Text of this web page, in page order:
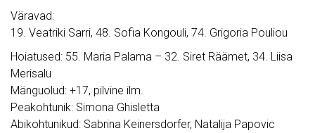
Väravad:
19. Veatriki Sarri, 48. Sofia Kongouli, 74. Grigoria Pouliou
Hoiatused: 55. Maria Palama – 32. Siret Räämet, 34. Liisa
Merisalu
Mänguolud: +17, pilvine ilm.
Peakohtunik: Simona Ghisletta
Abikohtunikud: Sabrina Keinersdorfer, Natalija Papovic